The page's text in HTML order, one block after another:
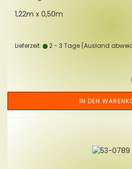
1,22m x 0,50m
Lieferzeit: 2 - 3 Tage (Ausland
IN DEN